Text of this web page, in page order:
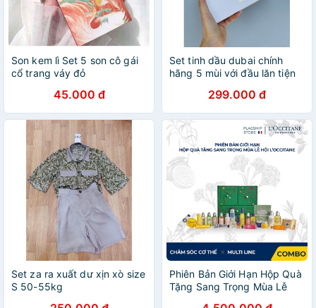
Son kem lì Set 5 son cô gái
cổ trang váy đỏ
45.000 đ
Set tinh dầu dubai chính
hãng 5 mùi với đầu lăn tiện
299.000 đ
Set za ra xuất dư xịn xò size
S 50-55kg
Phiên Bản Giới Hạn Hộp Quà
Tặng Sang Trọng Mùa Lễ